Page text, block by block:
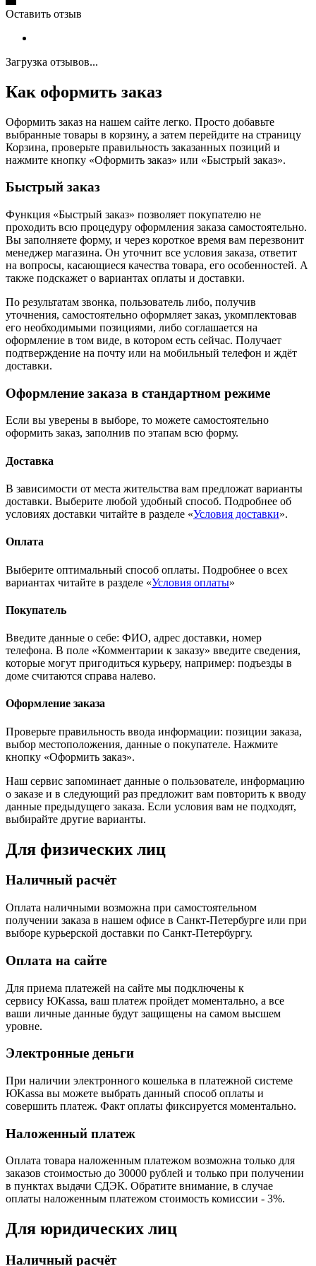
Оставить отзыв
Загрузка отзывов...
Как оформить заказ
Оформить заказ на нашем сайте легко. Просто добавьте
выбранные товары в корзину, а затем перейдите на страницу
Корзина, проверьте правильность заказанных позиций и
нажмите кнопку «Оформить заказ» или «Быстрый заказ».
Быстрый заказ
Функция «Быстрый заказ» позволяет покупателю не
проходить всю процедуру оформления заказа самостоятельно.
Вы заполняете форму, и через короткое время вам перезвонит
менеджер магазина. Он уточнит все условия заказа, ответит
на вопросы, касающиеся качества товара, его особенностей. А
также подскажет о вариантах оплаты и доставки.
По результатам звонка, пользователь либо, получив
уточнения, самостоятельно оформляет заказ, укомплектовав
его необходимыми позициями, либо соглашается на
оформление в том виде, в котором есть сейчас. Получает
подтверждение на почту или на мобильный телефон и ждёт
доставки.
Оформление заказа в стандартном режиме
Если вы уверены в выборе, то можете самостоятельно
оформить заказ, заполнив по этапам всю форму.
Доставка
В зависимости от места жительства вам предложат варианты
доставки. Выберите любой удобный способ. Подробнее об
условиях доставки читайте в разделе «Условия доставки».
Оплата
Выберите оптимальный способ оплаты. Подробнее о всех
вариантах читайте в разделе «Условия оплаты»
Покупатель
Введите данные о себе: ФИО, адрес доставки, номер
телефона. В поле «Комментарии к заказу» введите сведения,
которые могут пригодиться курьеру, например: подъезды в
доме считаются справа налево.
Оформление заказа
Проверьте правильность ввода информации: позиции заказа,
выбор местоположения, данные о покупателе. Нажмите
кнопку «Оформить заказ».
Наш сервис запоминает данные о пользователе, информацию
о заказе и в следующий раз предложит вам повторить к вводу
данные предыдущего заказа. Если условия вам не подходят,
выбирайте другие варианты.
Для физических лиц
Наличный расчёт
Оплата наличными возможна при самостоятельном
получении заказа в нашем офисе в Санкт-Петербурге или при
выборе курьерской доставки по Санкт-Петербургу.
Оплата на сайте
Для приема платежей на сайте мы подключены к
сервису ЮKassa, ваш платеж пройдет моментально, а все
ваши личные данные будут защищены на самом высшем
уровне.
Электронные деньги
При наличии электронного кошелька в платежной системе
ЮKassa вы можете выбрать данный способ оплаты и
совершить платеж. Факт оплаты фиксируется моментально.
Наложенный платеж
Оплата товара наложенным платежом возможна только для
заказов стоимостью до 30000 рублей и только при получении
в пунктах выдачи СДЭК. Обратите внимание, в случае
оплаты наложенным платежом стоимость комиссии - 3%.
Для юридических лиц
Наличный расчёт